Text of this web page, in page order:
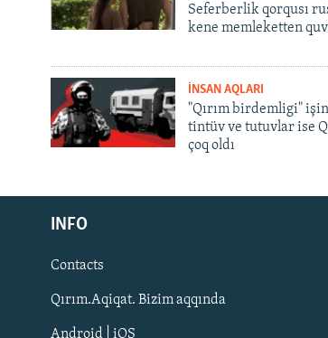
Русский
Українською
QOŞULIÑIZ!
Seferberlik qorqusı
kene memleketten
İNSAN AQLARI
"Qırım birdemligi"
tintüv ve tutuvlar ise
çoq oldı
INFO
Contacts
Qırım.Aqiqat. Bizim aqqında
Android | iOS